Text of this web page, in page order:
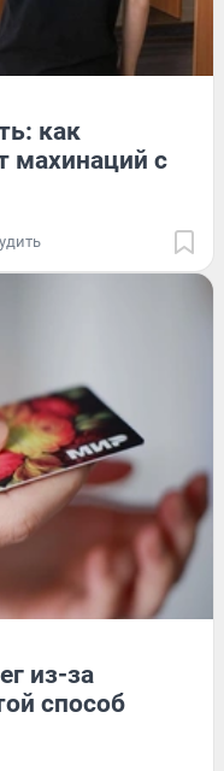
как
махинаций с
из-за
способ